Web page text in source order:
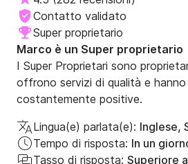
Contatto validato
Super proprietario
Marco è un Super proprietario
I Super Proprietari sono
offrono servizi di qualità e
costantemente positive.
Lingua(e) parlata(e): Inglese,
Tempo di risposta: In un
Tasso di risposta: Superiore